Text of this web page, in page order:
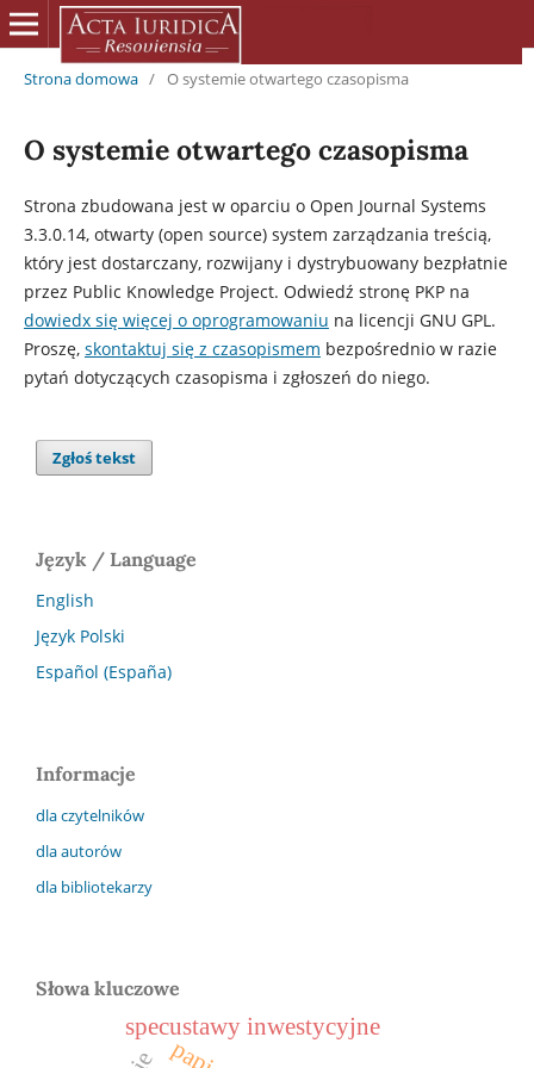
Strona domowa / O systemie otwartego czasopisma
O systemie otwartego czasopisma
Strona zbudowana jest w oparciu o Open Journal Systems
3.3.0.14, otwarty (open source) system zarządzania treścią,
który jest dostarczany, rozwijany i dystrybuowany bezpłatnie
przez Public Knowledge Project. Odwiedź stronę PKP na
dowiedx się więcej o oprogramowaniu na licencji GNU GPL.
Proszę, skontaktuj się z czasopismem bezpośrednio w razie
pytań dotyczących czasopisma i zgłoszeń do niego.
Zgłoś tekst
Język / Language
English
Język Polski
Español (España)
Informacje
dla czytelników
dla autorów
dla bibliotekarzy
Słowa kluczowe
specustawy inwestycyjne